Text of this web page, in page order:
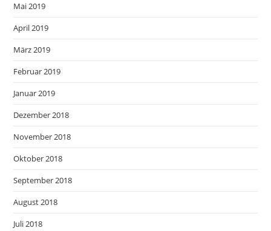
Mai 2019
April 2019
März 2019
Februar 2019
Januar 2019
Dezember 2018
November 2018
Oktober 2018
September 2018
August 2018
Juli 2018